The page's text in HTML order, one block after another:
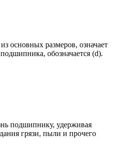
основных размеров, означает
обозначается (d).
подшипнику, удерживая
грязи, пыли и прочего